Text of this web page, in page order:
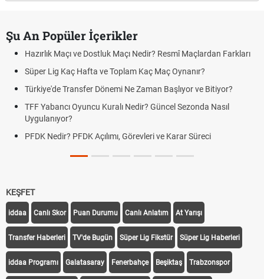
Şu An Popüler İçerikler
Hazırlık Maçı ve Dostluk Maçı Nedir? Resmî Maçlardan Farkları
Süper Lig Kaç Hafta ve Toplam Kaç Maç Oynanır?
Türkiye'de Transfer Dönemi Ne Zaman Başlıyor ve Bitiyor?
TFF Yabancı Oyuncu Kuralı Nedir? Güncel Sezonda Nasıl
Uygulanıyor?
PFDK Nedir? PFDK Açılımı, Görevleri ve Karar Süreci
KEŞFET
iddaa Canlı Skor Puan Durumu Canlı Anlatım At Yarışı
Transfer Haberleri TV'de Bugün Süper Lig Fikstür Süper Lig Haberleri
iddaa Programı Galatasaray Fenerbahçe Beşiktaş Trabzonspor